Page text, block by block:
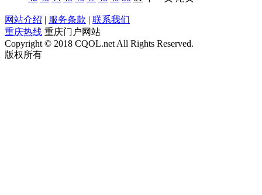
网站介绍 | 服务条款 | 联系我们
重庆热线 重庆门户网站
Copyright © 2018 CQOL.net All Rights Reserved.
版权所有